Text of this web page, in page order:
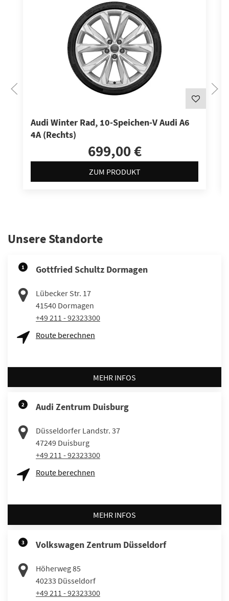
Audi Winter Rad, 10-Speichen-V Audi A6
4A (Rechts)
699,00 €
ZUM PRODUKT
Unsere Standorte
1 Gottfried Schultz Dormagen
Lübecker Str. 17
41540 Dormagen
+49 211 - 92323300
Route berechnen
MEHR INFOS
2 Audi Zentrum Duisburg
Düsseldorfer Landstr. 37
47249 Duisburg
+49 211 - 92323300
Route berechnen
MEHR INFOS
3 Volkswagen Zentrum Düsseldorf
Höherweg 85
40233 Düsseldorf
+49 211 - 92323300